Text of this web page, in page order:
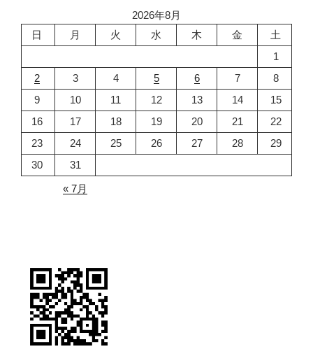
2026年8月
日
月 火 水 木 金
土
1
2
3 4 5 6 7
8
9
10 11 12 13 14
15
16
17 18 19 20 21
22
23
24 25 26 27 28
29
30
31
« 7月